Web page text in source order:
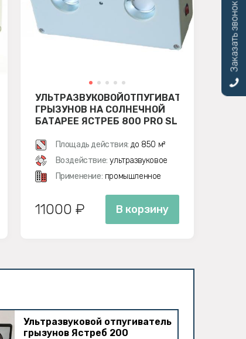
УЛЬТРАЗВУКОВОЙОТПУГИВАТЕЛЬ
ГРЫЗУНОВ НА СОЛНЕЧНОЙ
БАТАРЕЕ ЯСТРЕБ 800 PRO SL
Площадь действия: до 850 м²
Воздействие: ультразвуковое
Применение: промышленное
11000 ₽ В корзину
Ультразвуковой отпугиватель
грызунов Ястреб 200
Заказать звонок